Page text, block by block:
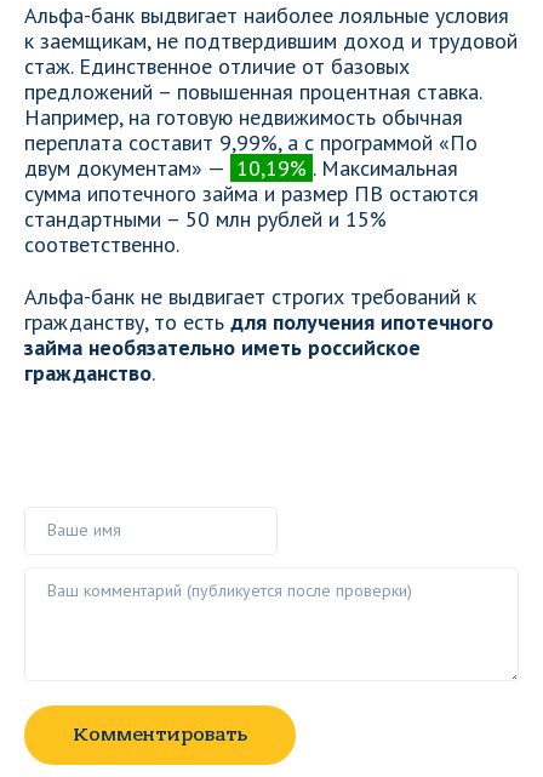
Альфа-банк выдвигает наиболее лояльные условия
к заемщикам, не подтвердившим доход и трудовой
стаж. Единственное отличие от базовых
предложений – повышенная процентная ставка.
Например, на готовую недвижимость обычная
переплата составит 9,99%, а с программой «По
двум документам» — 10,19% . Максимальная
сумма ипотечного займа и размер ПВ остаются
стандартными – 50 млн рублей и 15%
соответственно.
Альфа-банк не выдвигает строгих требований к
гражданству, то есть для получения ипотечного
займа необязательно иметь российское
гражданство.
Комментировать